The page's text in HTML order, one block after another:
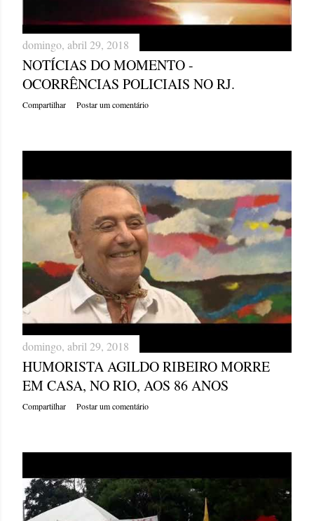
domingo, abril 29, 2018
NOTÍCIAS DO MOMENTO -
OCORRÊNCIAS POLICIAIS NO RJ.
Compartilhar Postar um comentário
domingo, abril 29, 2018
HUMORISTA AGILDO RIBEIRO MORRE
EM CASA, NO RIO, AOS 86 ANOS
Compartilhar Postar um comentário